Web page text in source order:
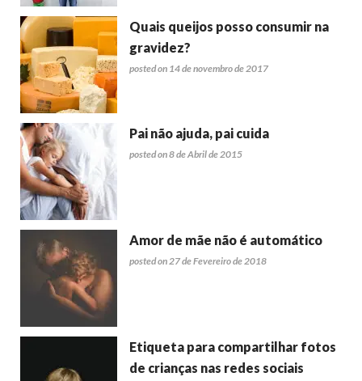
Quais queijos posso consumir na
gravidez?
posted on 14 de novembro de 2017
Pai não ajuda, pai cuida
posted on 8 de Abril de 2015
Amor de mãe não é automático
posted on 27 de Fevereiro de 2018
Etiqueta para compartilhar fotos
de crianças nas redes sociais